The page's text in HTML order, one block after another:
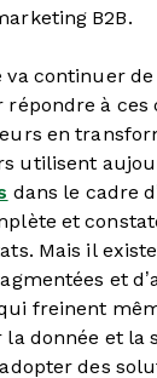
B2B.
va continuer de
répondre à
en
utilisent
dans le cadre
et
Mais il
et
freinent
donnée et la
des